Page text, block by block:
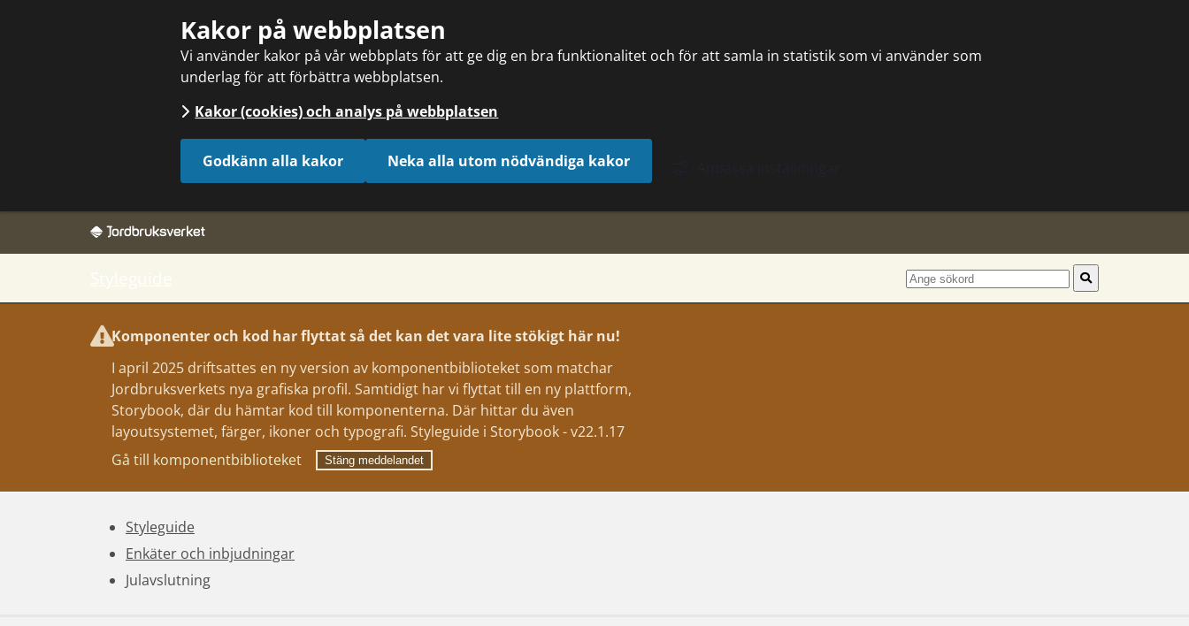
Kakor på webbplatsen
Vi använder kakor på vår webbplats för att ge dig en bra funktionalitet och för att samla in statistik som vi använder som
underlag för att förbättra webbplatsen.
Kakor (cookies) och analys på webbplatsen
Godkänn alla kakor Neka alla utom nödvändiga kakor
Komponenter och kod har flyttat så det kan det vara lite stökigt här nu!
I april 2025 driftsattes en ny version av komponentbiblioteket som matchar
Jordbruksverkets nya grafiska profil. Samtidigt har vi flyttat till en ny plattform,
Storybook, där du hämtar kod till komponenterna. Där hittar du även
layoutsystemet, färger, ikoner och typografi. Styleguide i Storybook - v22.1.17
Gå till komponentbiblioteket
Stäng meddelandet
Styleguide
Enkäter och inbjudningar
Julavslutning